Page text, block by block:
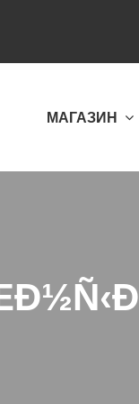
МАГАЗИН